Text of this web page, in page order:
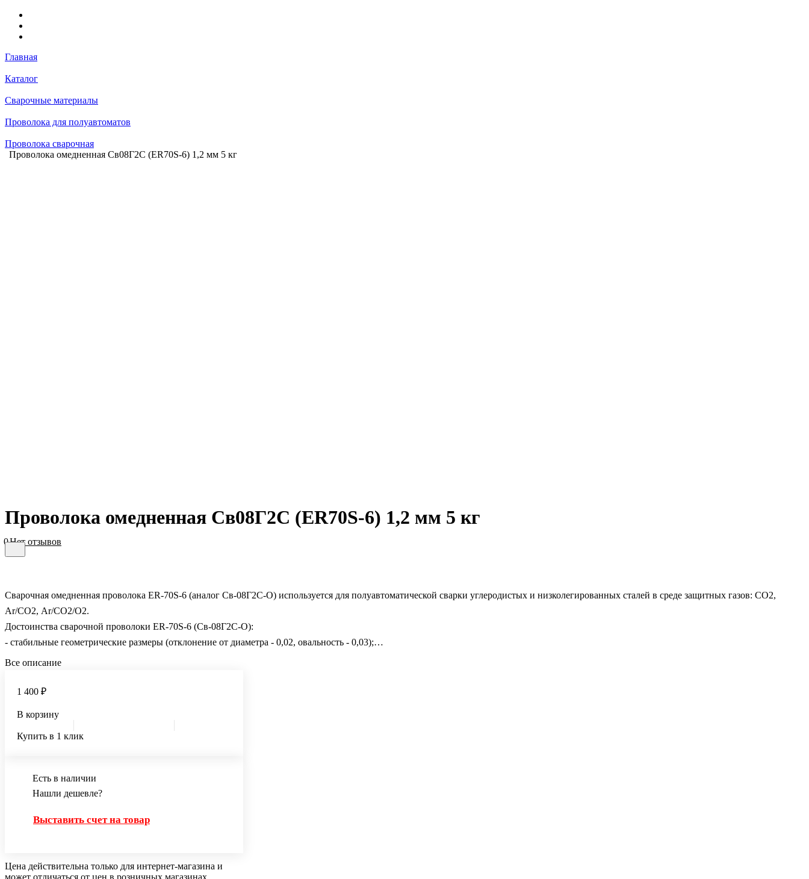
Главная
Каталог
Сварочные материалы
Проволока для полуавтоматов
Проволока сварочная
Проволока омедненная Св08Г2С (ER70S-6) 1,2 мм 5 кг
Проволока омедненная Св08Г2С (ER70S-6) 1,2 мм 5 кг
0Нет отзывов
Сварочная омедненная проволока ER-70S-6 (аналог Св-08Г2С-О) используется для полуавтоматической сварки углеродистых и низколегированных сталей в среде защитных газов: CO2,
Ar/CO2, Ar/CO2/O2.
Достоинства сварочной проволоки ER-70S-6 (Св-08Г2С-О):
- стабильные геометрические размеры (отклонение от диаметра - 0,02, овальность - 0,03);
- минимальная постоянная толщина омедненного слоя, его высокая прочность;
- устойчивая электрическая дуга, низкое разбрызгивание металла в процессе сварки.
Все описание
1 400 ₽
В корзину
Купить в 1 клик
Есть в наличии
Нашли дешевле?
Выставить счет на товар
Цена действительна только для интернет-магазина и
может отличаться от цен в розничных магазинах.